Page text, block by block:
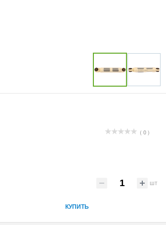
( 0 )
шт
КУПИТЬ